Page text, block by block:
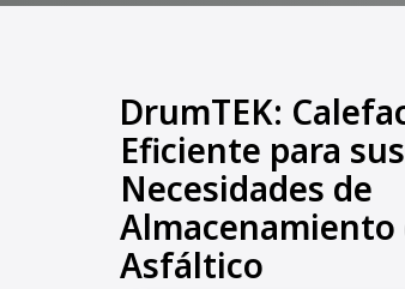
DrumTEK:
Eficiente para sus
Necesidades de
Almacenamiento
Asfáltico